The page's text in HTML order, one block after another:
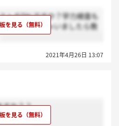
トのTALですか？学力検査も
方いらっしゃいましたら教
2021年4月26日 13:07
すか？？